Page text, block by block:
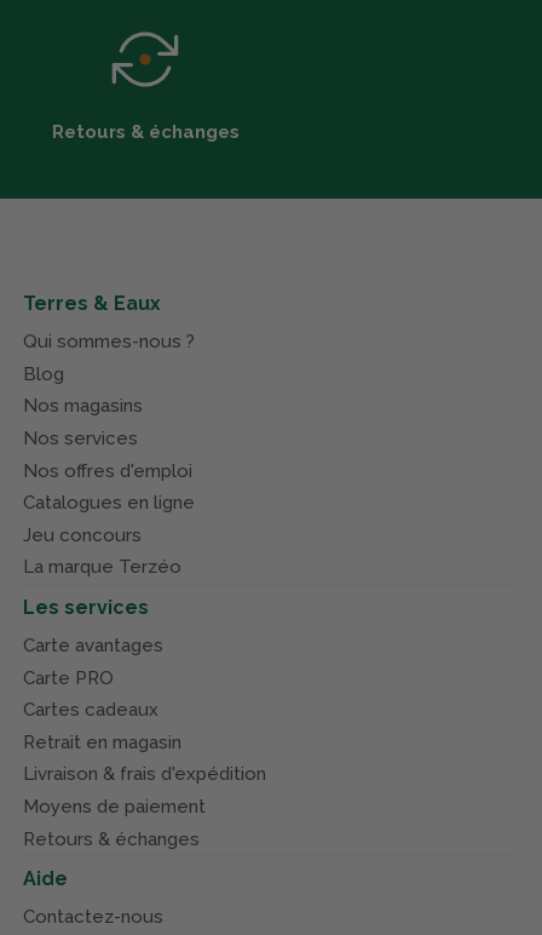
Retours & échanges
Terres & Eaux
Qui sommes-nous ?
Blog
Nos magasins
Nos services
Nos offres d'emploi
Catalogues en ligne
Jeu concours
La marque Terzéo
Les services
Carte avantages
Carte PRO
Cartes cadeaux
Retrait en magasin
Livraison & frais d'expédition
Moyens de paiement
Retours & échanges
Aide
Contactez-nous